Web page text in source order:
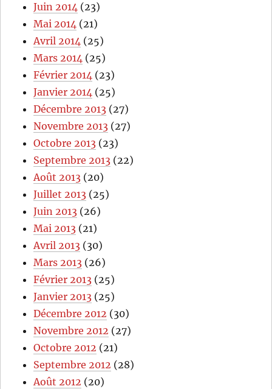
Juin 2014 (23)
Mai 2014 (21)
Avril 2014 (25)
Mars 2014 (25)
Février 2014 (23)
Janvier 2014 (25)
Décembre 2013 (27)
Novembre 2013 (27)
Octobre 2013 (23)
Septembre 2013 (22)
Août 2013 (20)
Juillet 2013 (25)
Juin 2013 (26)
Mai 2013 (21)
Avril 2013 (30)
Mars 2013 (26)
Février 2013 (25)
Janvier 2013 (25)
Décembre 2012 (30)
Novembre 2012 (27)
Octobre 2012 (21)
Septembre 2012 (28)
Août 2012 (20)